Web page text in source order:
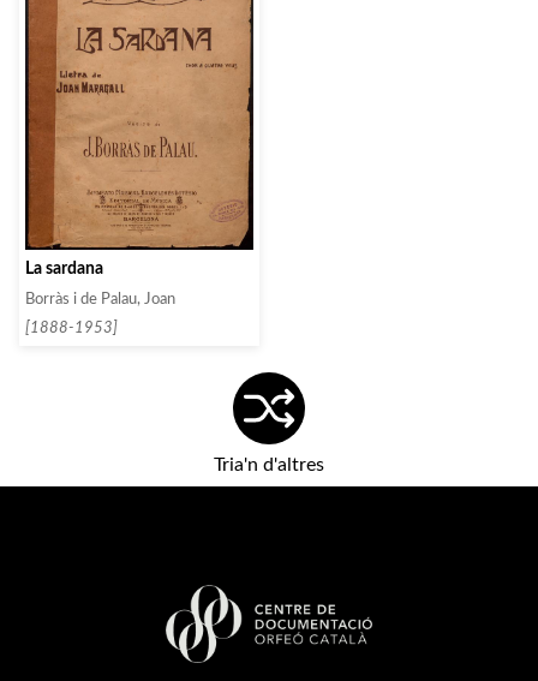
La sardana
Borràs i de Palau, Joan
[1888-1953]
Tria'n d'altres